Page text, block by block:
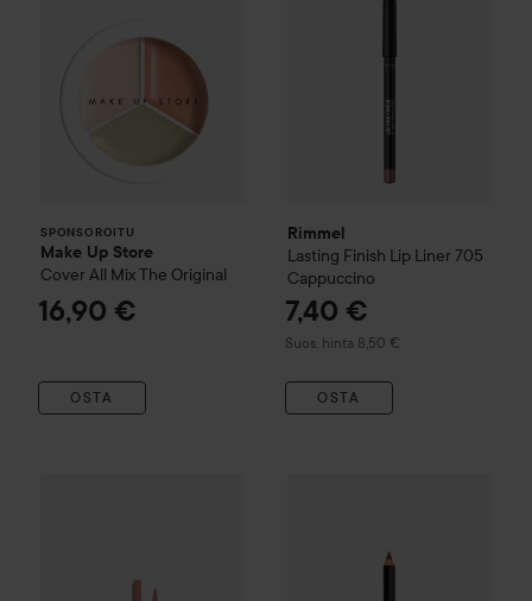
SPONSOROITU
Make Up Store
Cover All MixThe Original
16,90 €
OSTA
Rimmel
Lasting Finish Lip Liner 705
Cappuccino
7,40 €
Suos. hinta 8,50 €
Suositeltu hinta 8,50 €
OSTA